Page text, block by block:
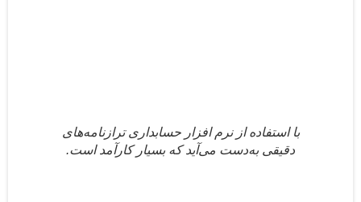
با استفاده از نرم افزار حسابداری ترازنامه‌های
دقیقی به‌دست می‌آید که بسیار کارآمد است.